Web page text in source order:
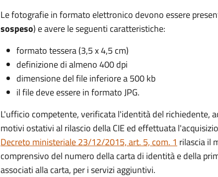
Le fotografie in formato elettronico devono essere
sospeso) e avere le seguenti caratteristiche:
formato tessera (3,5 x 4,5 cm)
definizione di almeno 400 dpi
dimensione del file inferiore a 500 kb
il file deve essere in formato JPG.
L'ufficio competente, verificata l'identità del richiedente,
motivi ostativi al rilascio della CIE ed effettuata
Decreto ministeriale 23/12/2015, art. 5, com. 1 rilascia il
comprensivo del numero della carta di identità e della
associati alla carta, per i servizi aggiuntivi.